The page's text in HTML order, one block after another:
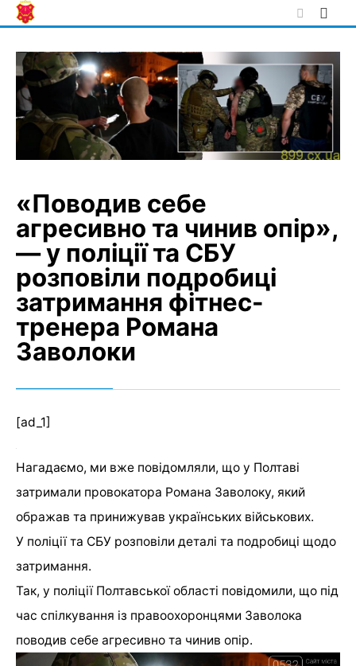
Skip
to
«Поводив себе
агресивно та чинив опір»,
— у поліції та СБУ
розповіли подробиці
затримання фітнес-
тренера Романа
Заволоки
[ad_1]
Нагадаємо, ми вже повідомляли, що у Полтаві
затримали провокатора Романа Заволоку, який
ображав та принижував українських військових.
У поліції та СБУ розповіли деталі та подробиці щодо
затримання.
Так, у поліції Полтавської області повідомили, що під
час спілкування із правоохоронцями Заволока
поводив себе агресивно та чинив опір.